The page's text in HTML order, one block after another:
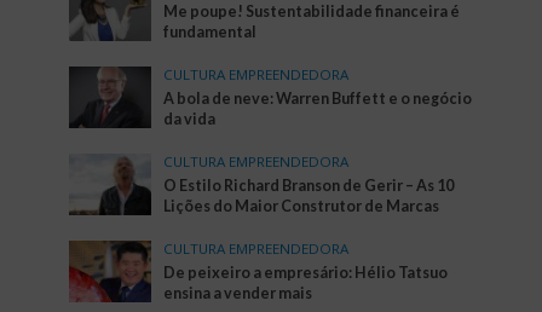
Me poupe! Sustentabilidade financeira é
fundamental
CULTURA EMPREENDEDORA
A bola de neve: Warren Buffett e o negócio
da vida
CULTURA EMPREENDEDORA
O Estilo Richard Branson de Gerir – As 10
Lições do Maior Construtor de Marcas
CULTURA EMPREENDEDORA
De peixeiro a empresário: Hélio Tatsuo
ensina a vender mais